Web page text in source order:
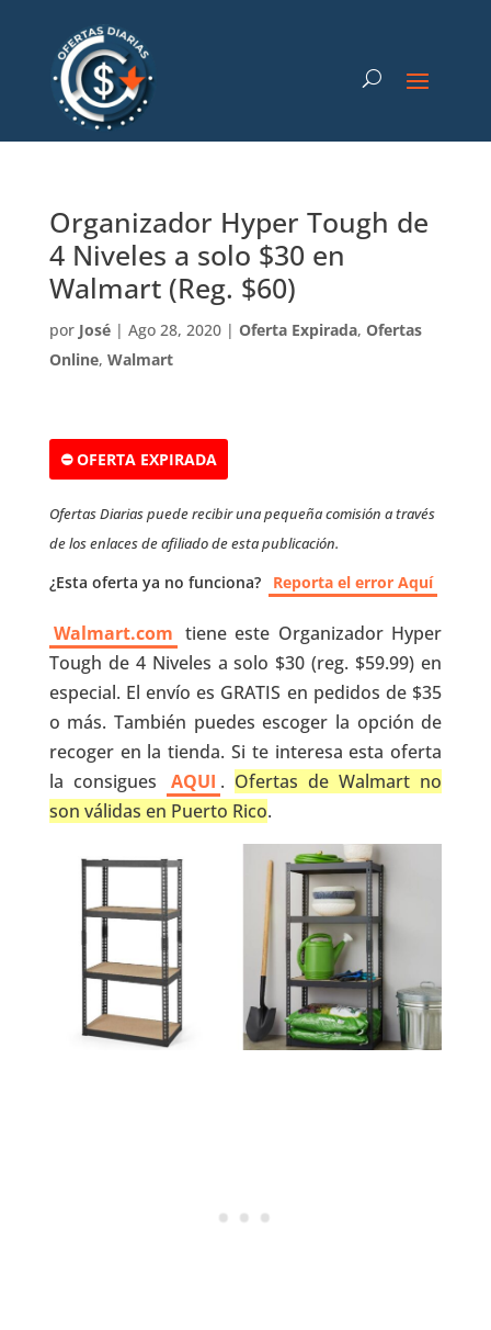
Organizador Hyper Tough de
4 Niveles a solo $30 en
Walmart (Reg. $60)
por José| Ago 28, 2020| Oferta Expirada, Ofertas
Online, Walmart
⛔ OFERTA EXPIRADA
Ofertas Diarias puede recibir una pequeña comisión a través
de los enlaces de afiliado de esta publicación.
¿Esta oferta ya no funciona? Reporta el error Aquí
Walmart.com tiene este Organizador Hyper
Tough de 4 Niveles a solo $30 (reg. $59.99) en
especial. El envío es GRATIS en pedidos de $35
o más. También puedes escoger la opción de
recoger en la tienda. Si te interesa esta oferta
la consigues
AQUI . Ofertas de Walmart no
son válidas en Puerto Rico.